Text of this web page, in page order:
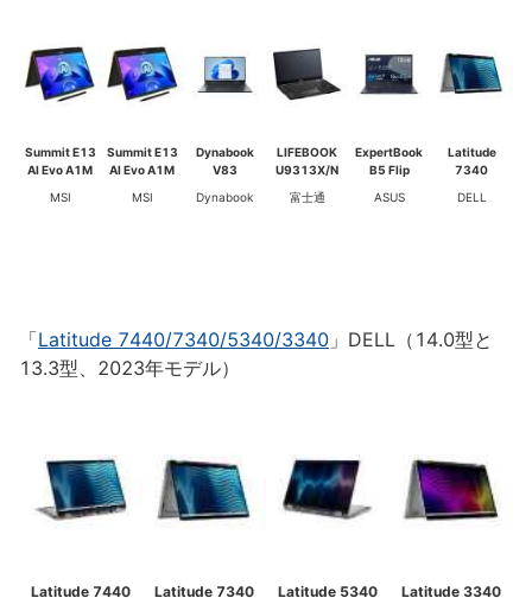
Summit E13
AI Evo A1M
MSI
Summit E13
AI Evo A1M
MSI
Dynabook
V83
Dynabook
LIFEBOOK
U9313X/N
富士通
ExpertBook
B5 Flip
ASUS
Latitude
7340
DELL
「Latitude 7440/7340/5340/3340 」DELL（14.0型と
13.3型、2023年モデル）
Latitude 7440
Latitude 7340
Latitude 5340
Latitude 3340